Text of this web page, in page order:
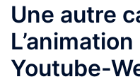
Une autre
Youtube-